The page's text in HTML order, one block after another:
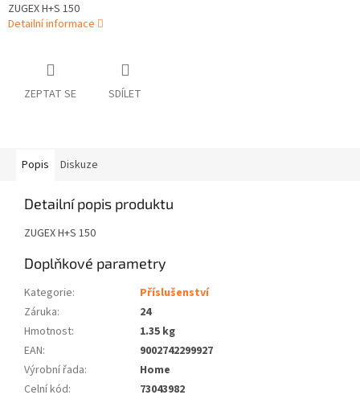
ZUGEX H+S 150
Detailní informace
ZEPTAT SE SDÍLET
Popis Diskuze
Detailní popis produktu
ZUGEX H+S 150
Doplňkové parametry
Kategorie:
Příslušenství
Záruka:
24
Hmotnost:
1.35 kg
EAN:
9002742299927
Výrobní řada:
Home
Celní kód:
73043982